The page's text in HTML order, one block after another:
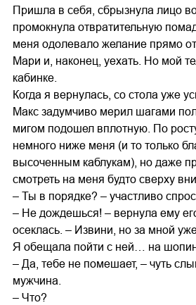
Пришла в себя, сбрызнула лицо
промокнула отвратительную
меня одолевало желание прямо
Мари и, наконец, уехать. Но мой
кабинке.
Когда я вернулась, со стола уже
Макс задумчиво мерил шагами
мигом подошел вплотную. По
немного ниже меня (и то только
высоченным каблукам), но даже
смотреть на меня будто сверху
– Ты в порядке? – участливо
– Не дождешься! – вернула ему
осеклась. – Извини, но за мной
Я обещала пойти с ней… на
– Да, тебе не помешает, – чуть
мужчина.
– Что?